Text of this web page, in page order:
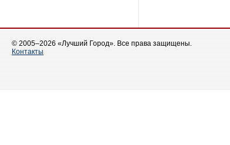
© 2005–2026 «Лучший Город». Все права защищены.
Контакты